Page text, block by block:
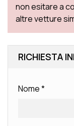
non esitare a
altre vetture
RICHIESTA
Nome*